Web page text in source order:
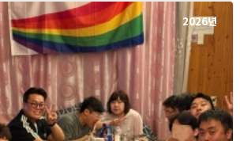
2026년